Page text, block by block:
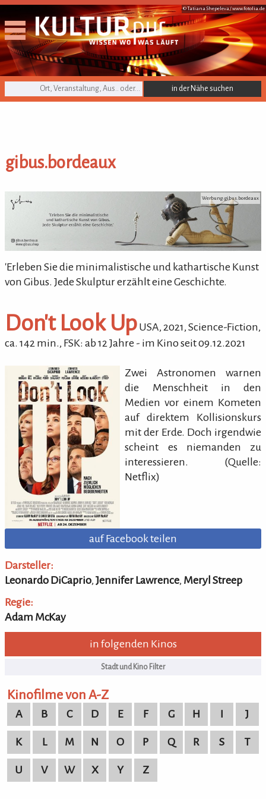
© Tatiana Shepeleva /www.fotolia.de
KULTURpur Suche
gibus.bordeaux
gibus.bordeaux Werbung: gibus.bordeaux
'Erleben Sie die minimalistische und kathartische Kunst
von Gibus. Jede Skulptur erzählt eine Geschichte.
Don't Look Up USA, 2021, Science-Fiction,
ca. 142 min., FSK: ab 12 Jahre - im Kino seit 09.12.2021
Zwei Astronomen warnen
die Menschheit in den
Medien vor einem Kometen
auf direktem Kollisionskurs
mit der Erde. Doch irgendwie
scheint es niemanden zu
interessieren. (Quelle:
Netflix)
auf Facebook teilen
Darsteller:
Leonardo DiCaprio, Jennifer Lawrence, Meryl Streep
Regie:
Adam McKay
in folgenden Kinos
Kinofilme von A-Z
A B C D E F G H I J
K L M N O P Q R S T
U V W X Y Z